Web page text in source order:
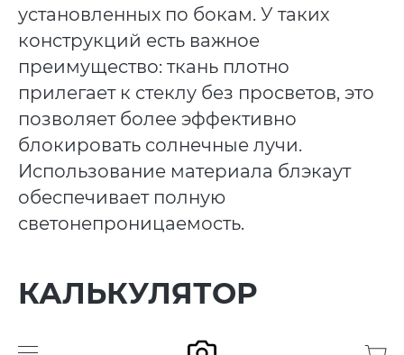
установленных по бокам. У таких
конструкций есть важное
преимущество: ткань плотно
прилегает к стеклу без просветов, это
позволяет более эффективно
блокировать солнечные лучи.
Использование материала блэкаут
обеспечивает полную
светонепроницаемость.
КАЛЬКУЛЯТОР